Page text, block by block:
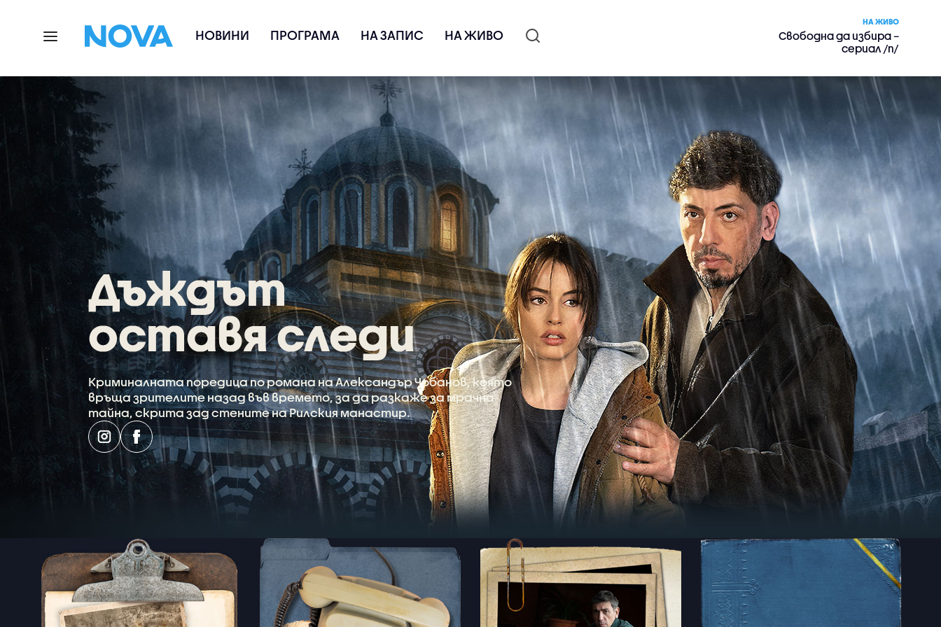
НОВИНИ ПРОГРАМА НА ЗАПИС НА ЖИВО
НА ЖИВО
Свободна да избира –
сериал /п/
Криминалната поредица по романа на Александър Чобанов, която
връща зрителите назад във времето, за да разкаже за мрачна
тайна, скрита зад стените на Рилския манастир.